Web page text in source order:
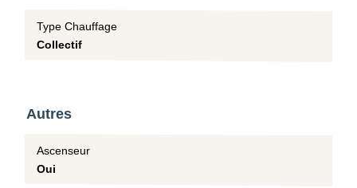
Type Chauffage
Collectif
Autres
Ascenseur
Oui